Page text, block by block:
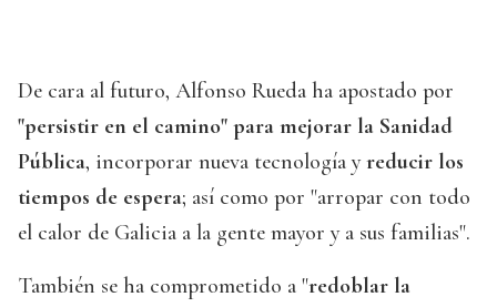
De cara al futuro, Alfonso Rueda ha apostado por
"persistir en el camino" para mejorar la Sanidad
Pública, incorporar nueva tecnología yreducir los
tiempos de espera; así como por "arropar con todo
el calor de Galicia a la gente mayor y a sus familias".
También se ha comprometido a "redoblar la